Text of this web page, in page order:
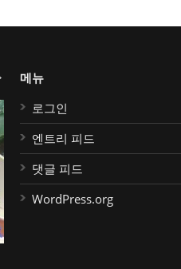
메뉴
로그인
엔트리 피드
댓글 피드
WordPress.org